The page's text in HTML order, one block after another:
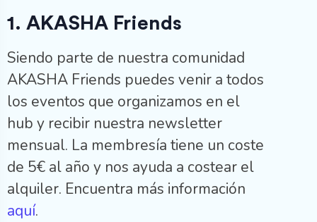
1. AKASHA Friends
Siendo parte de nuestra comunidad
AKASHA Friends puedes venir a todos
los eventos que organizamos en el
hub y recibir nuestra newsletter
mensual. La membresía tiene un coste
de 5€ al año y nos ayuda a costear el
alquiler. Encuentra más información
aquí.